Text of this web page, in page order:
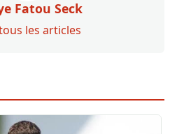
Fatou Seck
les articles